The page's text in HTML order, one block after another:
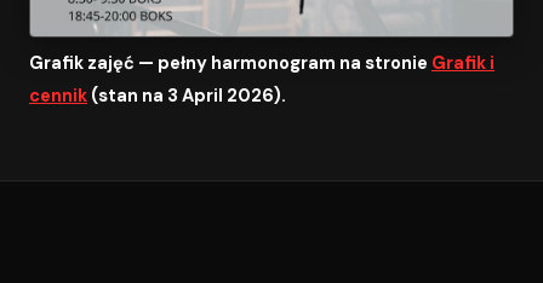
Grafik zajęć — pełny harmonogram na stronie Grafik i
cennik (stan na 3 April 2026).